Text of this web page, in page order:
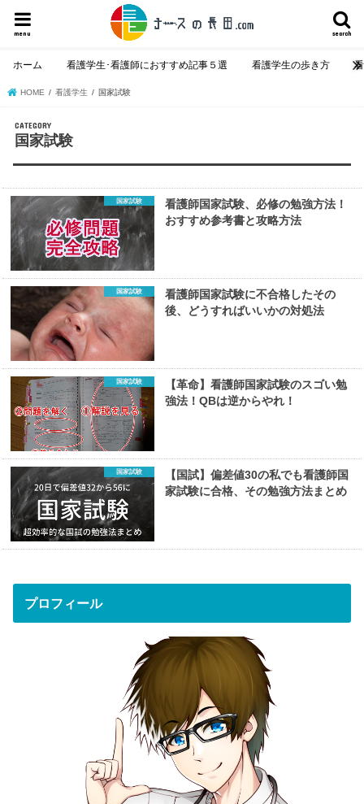
search
menu
ホーム 看護学生･看護師におすすめ記事５選 看護学生の歩き方
HOME 看護学生 国家試験
国家試験
国家試験
看護師国家試験、必修の勉強方法！
おすすめ参考書と攻略方法
国家試験
看護師国家試験に不合格したその
後、どうすればいいかの対処法
国家試験
【革命】看護師国家試験のスゴい勉
強法！QBは逆からやれ！
国家試験
【国試】偏差値30の私でも看護師国
家試験に合格、その勉強方法まとめ
プロフィール